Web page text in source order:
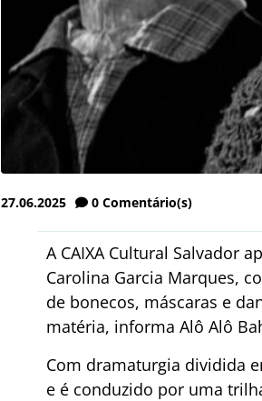
27.06.2025 0 Comentário(s)
A CAIXA Cultural Salvador
Carolina Garcia Marques,
de bonecos, máscaras e
matéria, informa Alô Alô
Com dramaturgia dividida
e é conduzido por uma